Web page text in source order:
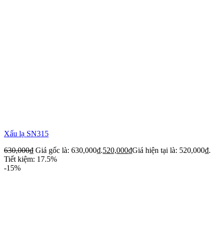
Xấu lạ SN315
630,000₫ Giá gốc là: 630,000₫.520,000₫Giá hiện tại là: 520,000₫.
Tiết kiệm: 17.5%
-15%